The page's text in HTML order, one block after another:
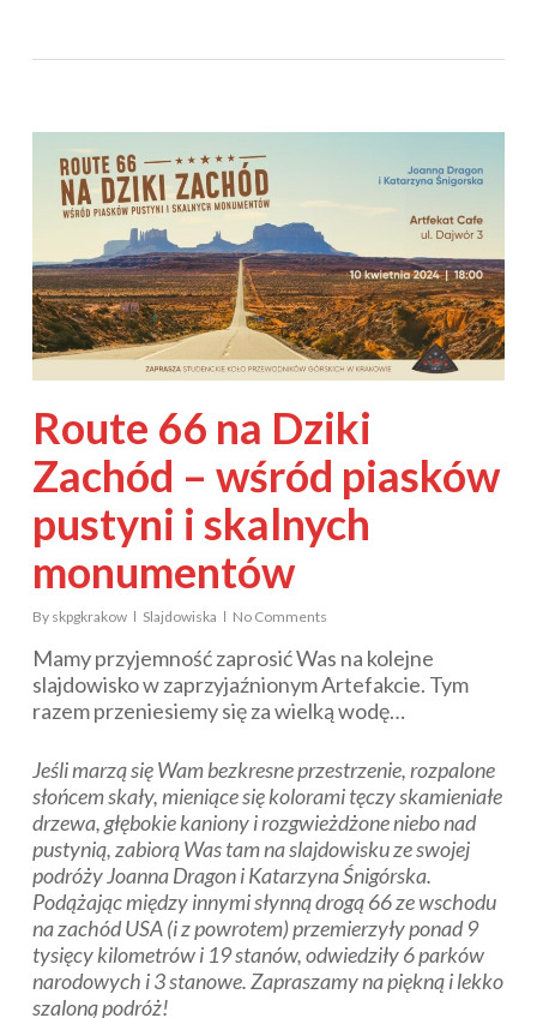
Route 66 na Dziki
Zachód – wśród piasków
pustyni i skalnych
monumentów
By skpgkrakow Slajdowiska No Comments
Mamy przyjemność zaprosić Was na kolejne
slajdowisko w zaprzyjaźnionym Artefakcie. Tym
razem przeniesiemy się za wielką wodę…
Jeśli marzą się Wam bezkresne przestrzenie, rozpalone
słońcem skały, mieniące się kolorami tęczy skamieniałe
drzewa, głębokie kaniony i rozgwieżdżone niebo nad
pustynią, zabiorą Was tam na slajdowisku ze swojej
podróży Joanna Dragon i Katarzyna Śnigórska.
Podążając między innymi słynną drogą 66 ze wschodu
na zachód USA (i z powrotem) przemierzyły ponad 9
tysięcy kilometrów i 19 stanów, odwiedziły 6 parków
narodowych i 3 stanowe. Zapraszamy na piękną i lekko
szaloną podróż!